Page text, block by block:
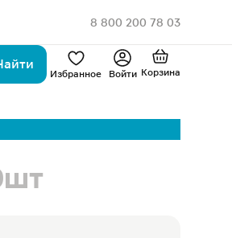
8 800 200 78 03
Избранное Войти Корзина